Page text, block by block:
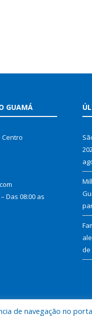
GUAMÁ
Centro
Das 08:00 as
de
de navegação no